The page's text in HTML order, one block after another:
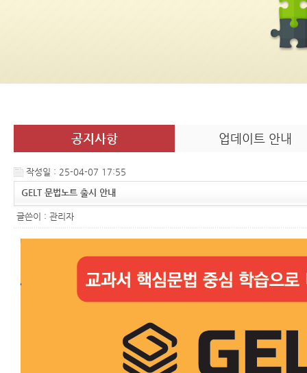
공지사항 업데이트 안내
작성일 : 25-04-07 17:55
GELT 문법노트 출시 안내
글쓴이 : 관리자